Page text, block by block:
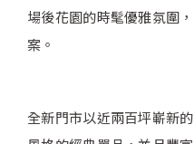
場後花園的時髦優雅氛圍
案。
全新門市以近兩百坪嶄新